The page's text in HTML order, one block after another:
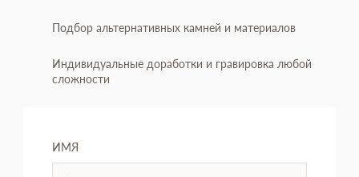
Подбор альтернативных камней и материалов
Индивидуальные доработки и гравировка любой
сложности
ИМЯ